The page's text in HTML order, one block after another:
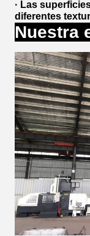
· Las
diferentes
Nuestra